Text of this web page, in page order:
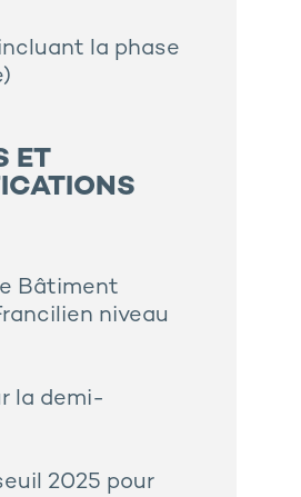
la phase
ET
Bâtiment
niveau
la demi-
2025 pour